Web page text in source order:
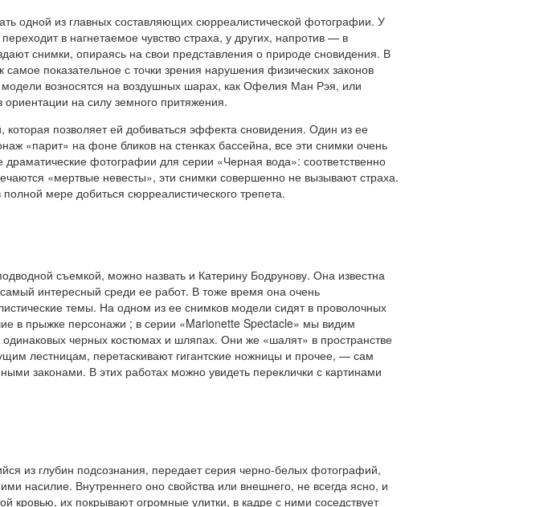
одной из главных составляющих сюрреалистической фотографии. У
в нагнетаемое чувство страха, у других, напротив — в
снимки, опираясь на свои представления о природе сновидения. В
показательное с точки зрения нарушения физических законов
возносятся на воздушных шарах, как Офелия Ман Рэя, или
на силу земного притяжения.
позволяет ей добиваться эффекта сновидения. Один из ее
«парит» на фоне бликов на стенках бассейна, все эти снимки очень
фотографии для серии «Черная вода»: соответственно
«мертвые невесты», эти снимки совершенно не вызывают страха.
мере добиться сюрреалистического трепета.
съемкой, можно назвать и Катерину Бодрунову. Она известна
интересный среди ее работ. В тоже время она очень
темы. На одном из ее снимков модели сидят в проволочных
в прыжке персонажи ; в серии «Marionette Spectacle» мы видим
черных костюмах и шляпах. Они же «шалят» в пространстве
лестницам, перетаскивают гигантские ножницы и прочее, — сам
законами. В этих работах можно увидеть переклички с картинами
из глубин подсознания, передает серия черно-белых фотографий,
насилие. Внутреннего оно свойства или внешнего, не всегда ясно, и
кровью, их покрывают огромные улитки, в кадре с ними соседствует